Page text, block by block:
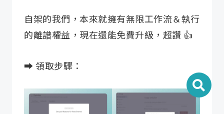
自架的我們，本來就擁有無限工作流＆執行
的離譜權益，現在還能免費升級，超讚 👍
➡️ 領取步驟：